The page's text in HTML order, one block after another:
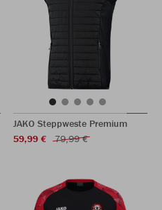
JAKO Steppweste Premium
59,99 €
79,99 €